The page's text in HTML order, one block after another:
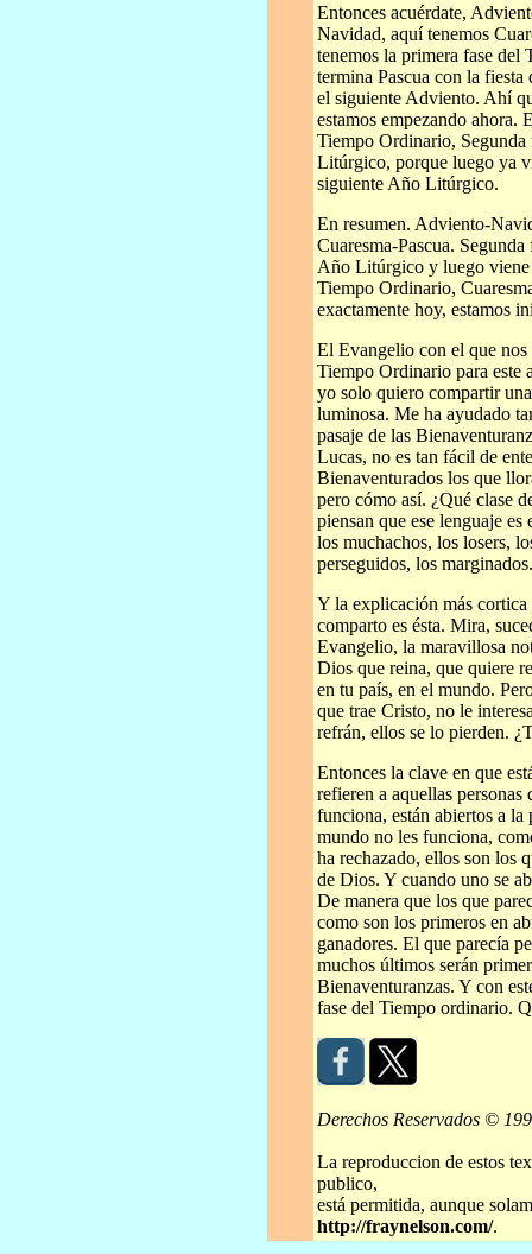
Entonces acuérdate,
Navidad, aquí tenemos
tenemos la primera fase del
termina Pascua con la fiesta
el siguiente Adviento. Ahí
estamos empezando ahora.
Tiempo Ordinario,
Litúrgico, porque luego ya
siguiente Año Litúrgico.
En resumen. Adviento-
Cuaresma-Pascua.
Año Litúrgico y luego
Tiempo Ordinario,
exactamente hoy, estamos
El Evangelio con el que nos
Tiempo Ordinario para este
yo solo quiero compartir
luminosa. Me ha ayudado
pasaje de las
Lucas, no es tan fácil de
Bienaventurados los que
pero cómo así. ¿Qué clase
piensan que ese lenguaje
los muchachos, los losers,
perseguidos, los
Y la explicación más
comparto es ésta. Mira,
Evangelio, la maravillosa
Dios que reina, que quiere
en tu país, en el mundo.
que trae Cristo, no le
refrán, ellos se lo pierden.
Entonces la clave en que
refieren a aquellas
funciona, están abiertos a
mundo no les funciona,
ha rechazado, ellos son los
de Dios. Y cuando uno se
De manera que los que
como son los primeros en
ganadores. El que parecía
muchos últimos serán
Bienaventuranzas. Y con
fase del Tiempo ordinario.
Derechos Reservados ©
La reproduccion de estos
publico,
está permitida, aunque
http://fraynelson.com/.